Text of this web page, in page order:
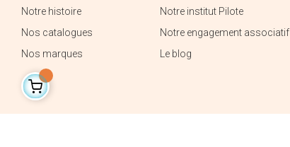
Notre histoire
Notre institut Pilote
Nos catalogues
Notre engagement associatif
Nos marques
Le blog